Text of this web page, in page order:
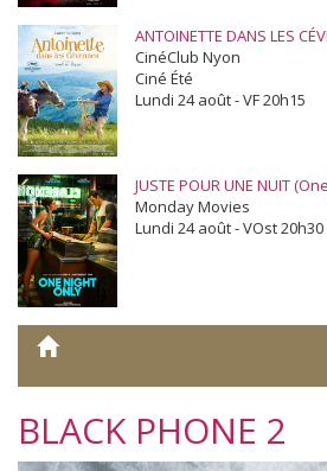
ANTOINETTE DANS LES
CinéClub Nyon
Ciné Été
Lundi 24 août - VF 20h15
JUSTE POUR UNE NUIT
Monday Movies
Lundi 24 août - VOst 20h30
BLACK PHONE 2